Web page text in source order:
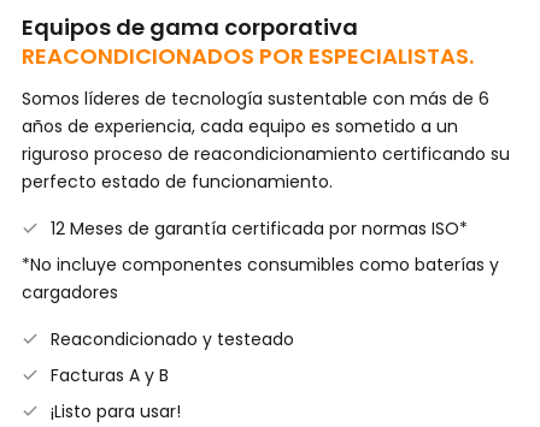
Equipos de gama corporativa
REACONDICIONADOS POR ESPECIALISTAS.
Somos líderes de tecnología sustentable con más de 6
años de experiencia, cada equipo es sometido a un
riguroso proceso de reacondicionamiento certificando su
perfecto estado de funcionamiento.
12 Meses de garantía certificada por normas ISO*
*No incluye componentes consumibles como baterías y
cargadores
Reacondicionado y testeado
Facturas A y B
¡Listo para usar!